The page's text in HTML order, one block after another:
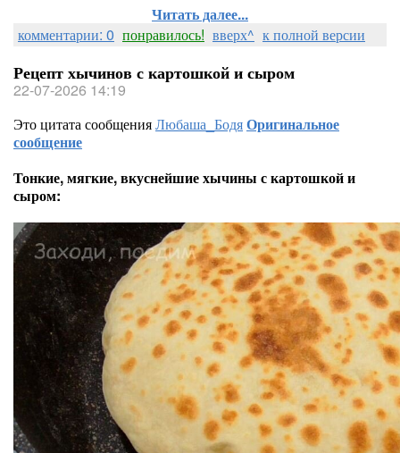
Читать далее...
комментарии: 0 понравилось! вверх^ к полной версии
Рецепт хычинов с картошкой и сыром
22-07-2026 14:19
Это цитата сообщенияЛюбаша_БодяОригинальное
сообщение
Тонкие, мягкие, вкуснейшие хычины с картошкой и
сыром: